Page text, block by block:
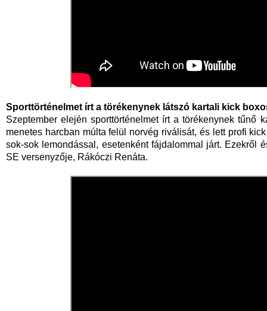
Sporttörténelmet írt a törékenynek látszó kartali kick
Szeptember elején sporttörténelmet írt a törékenynek tűnő
menetes harcban múlta felül norvég riválisát, és lett profi
sok-sok lemondással, esetenként fájdalommal járt. Ezekről
SE versenyzője, Rákóczi Renáta.